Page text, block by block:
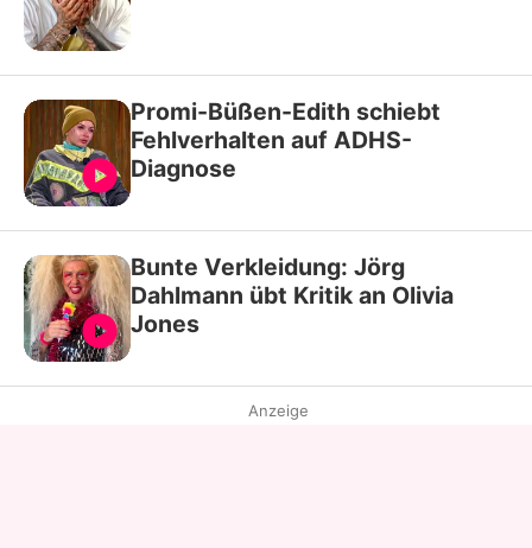
Promi-Büßen-Edith schiebt
Fehlverhalten auf ADHS-
Diagnose
Bunte Verkleidung: Jörg
Dahlmann übt Kritik an Olivia
Jones
Anzeige